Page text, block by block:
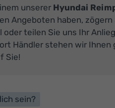
unserer Hyundai
Angeboten haben,
oder teilen Sie uns Ihr
Händler stehen wir
Sie!
sein?